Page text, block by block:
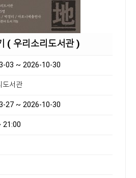
( 우리소리도서관 )
03 ~ 2026-10-30
도서관
27 ~ 2026-10-30
21:00